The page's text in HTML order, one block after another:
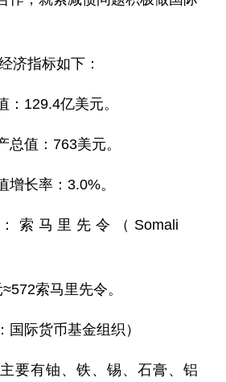
济指标如下：
：129.4亿美元。
总值：763美元。
增长率：3.0%。
索马里先令（Somali
索马里先令。
国际货币基金组织）
要有铀、铁、锡、石膏、铝